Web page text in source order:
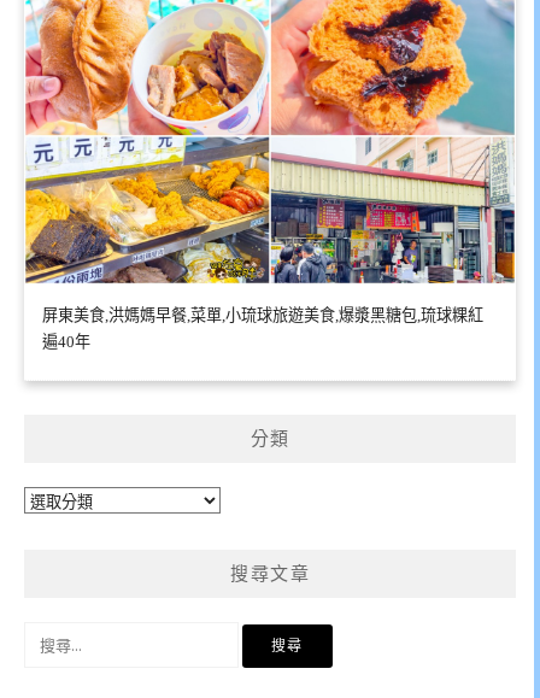
屏東美食,洪媽媽早餐,菜單,小琉球旅遊美食,爆漿黑糖包,琉球粿紅
遍40年
分類
分
搜尋文章